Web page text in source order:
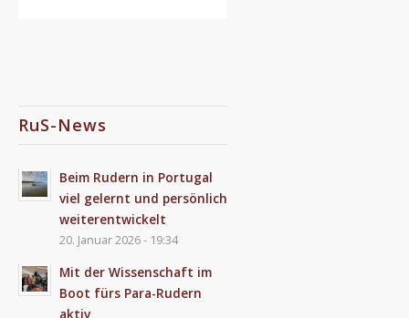
RuS-News
Beim Rudern in Portugal
viel gelernt und persönlich
weiterentwickelt
20. Januar 2026 - 19:34
Mit der Wissenschaft im
Boot fürs Para-Rudern
aktiv